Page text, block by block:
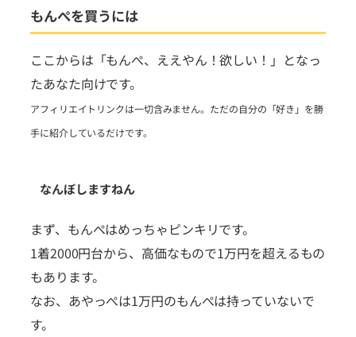
もんぺを買うには
ここからは「もんぺ、ええやん！欲しい！」となっ
たあなた向けです。
アフィリエイトリンクは一切含みません。 ただの自分の「好き」を勝
手に紹介しているだけです。
なんぼしますねん
まず、もんぺはめっちゃピンキリです。
1着2000円台から、高価なもので1万円を超えるもの
もあります。
なお、あやっぺは1万円のもんぺは持っていないで
す。